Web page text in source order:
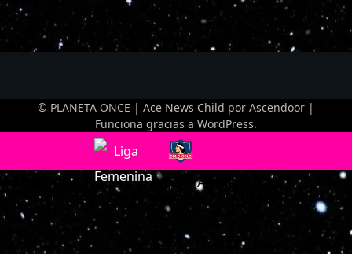
© PLANETA ONCE | Ace News Child por Ascendoor |
Funciona gracias a WordPress.
Optimized by Seraphinite Accelerator
Turns on site high speed to be attractive for people and search engines.